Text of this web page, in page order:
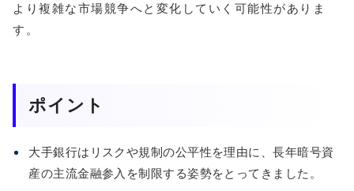
より複雑な市場競争へと変化していく可能性がありま
す。
ポイント
大手銀行はリスクや規制の公平性を理由に、長年暗号資
産の主流金融参入を制限する姿勢をとってきました。